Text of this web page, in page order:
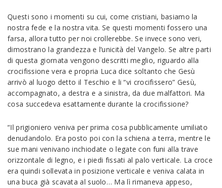
Questi sono i momenti su cui, come cristiani, basiamo la
nostra fede e la nostra vita. Se questi momenti fossero una
farsa, allora tutto per noi crollerebbe. Se invece sono veri,
dimostrano la grandezza e l’unicità del Vangelo. Se altre parti
di questa giornata vengono descritti meglio, riguardo alla
crocifissione vera e propria Luca dice soltanto che Gesù
arrivò al luogo detto il Teschio e li “vi crocifissero” Gesù,
accompagnato, a destra e a sinistra, da due malfattori. Ma
cosa succedeva esattamente durante la crocifissione?
“Il prigioniero veniva per prima cosa pubblicamente umiliato
denudandolo. Era posto poi con la schiena a terra, mentre le
sue mani venivano inchiodate o legate con funi alla trave
orizzontale di legno, e i piedi fissati al palo verticale. La croce
era quindi sollevata in posizione verticale e veniva calata in
una buca già scavata al suolo… Ma lì rimaneva appeso,